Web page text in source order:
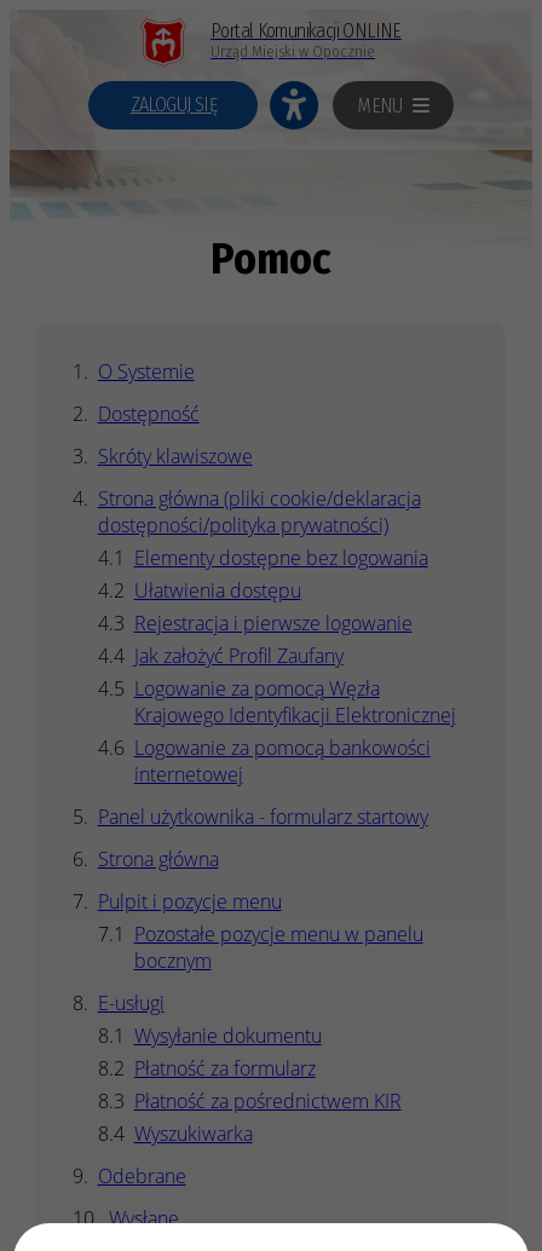
Portal Komunikacji ONLINE
Urząd Miejski w Opocznie
ZALOGUJ SIĘ MENU
Pomoc
O Systemie
Dostępność
Skróty klawiszowe
Strona główna (pliki cookie/deklaracja
dostępności/polityka prywatności)
Elementy dostępne bez logowania
Ułatwienia dostępu
Rejestracja i pierwsze logowanie
Jak założyć Profil Zaufany
Logowanie za pomocą Węzła
Krajowego Identyfikacji Elektronicznej
Logowanie za pomocą bankowości
internetowej
Panel użytkownika - formularz startowy
Strona główna
Pulpit i pozycje menu
Pozostałe pozycje menu w panelu
bocznym
E-usługi
Wysyłanie dokumentu
Płatność za formularz
Płatność za pośrednictwem KIR
Wyszukiwarka
Odebrane
Wysłane